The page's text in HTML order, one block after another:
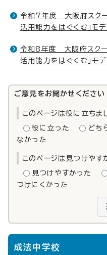
令和7年度 大阪府スクー
活用能力をはぐくむ」モ
令和8年度 大阪府スクー
活用能力をはぐくむ」モ
ご意見をお聞かせください
このページは役に立ちま
役に立った どち
なかった
このページは見つけやす
見つけやすかった
つけにくかった
成法中学校